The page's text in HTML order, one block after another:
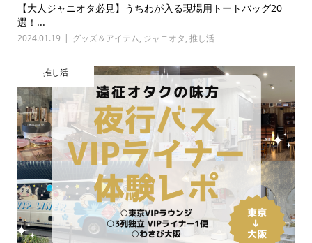
【大人ジャニオタ必見】うちわが入る現場用トートバッグ20
選！...
2024.01.19 グッズ＆アイテム, ジャニオタ, 推し活
推し活